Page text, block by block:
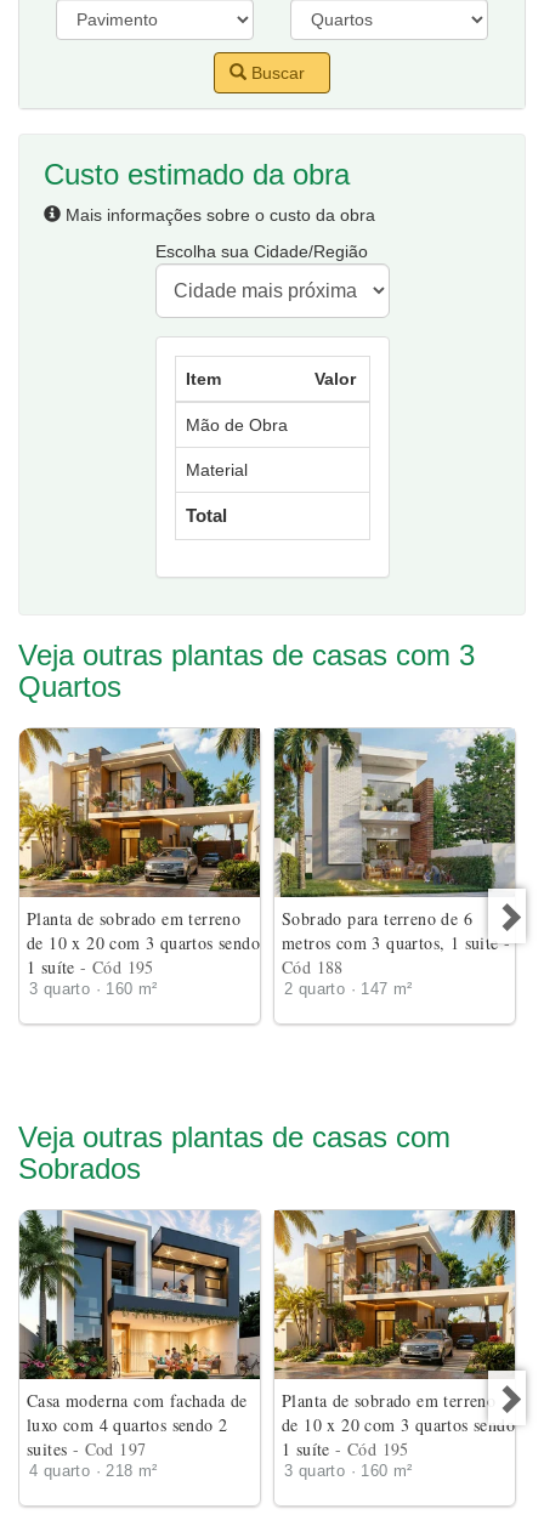
Buscar
Custo estimado da obra
Mais informações sobre o custo da obra
Escolha sua Cidade/Região
Item Valor
Mão de Obra
Material
Total
Veja outras plantas de casas com 3
Quartos
Planta de sobrado em terreno
de 10 x 20 com 3 quartos sendo
1 suíte- Cód 195
3 quarto · 160 m²
Sobrado para terreno de 6
metros com 3 quartos, 1 suite-
Cód 188
2 quarto · 147 m²
Veja outras plantas de casas com
Sobrados
Casa moderna com fachada de
luxo com 4 quartos sendo 2
suites - Cod 197
4 quarto · 218 m²
Planta de sobrado em terreno
de 10 x 20 com 3 quartos sendo
1 suíte- Cód 195
3 quarto · 160 m²